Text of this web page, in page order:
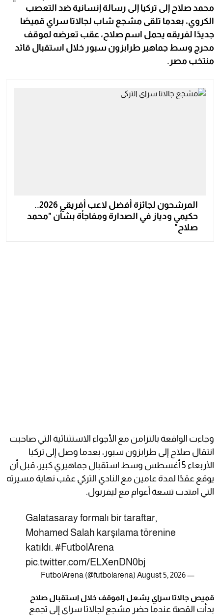
محمد صلاح إلى تركيا إلى رسالة إنسانية ضد التعصب
الكروي، بعدما تلقى مشجع شاب لجالاتا سراي قميصًا
جديدًا لفريقه يحمل اسم صلاح، عقب تعرضه لموقف
محرج وسط جماهير طرابزون سبور خلال استقبال قائد
منتخب مصر.
المرشحون لجائزة أفضل لاعب أفريقي 2026..
حكيمي ودياز في الصدارة ومفاجأة بشأن "محمد
صلاح"
وجاءت الواقعة بالتزامن مع الأجواء الاستثنائية التي صاحبت
انتقال صلاح إلى طرابزون سبور، بعدما وصل إلى تركيا
الأربعاء 5 أغسطس وسط استقبال جماهيري كبير، قبل أن
يوقع عقدًا لمدة عامين مع النادي التركي عقب نهاية مسيرته
التي امتدت تسعة أعوام مع ليفربول.
Galatasaray formalı bir taraftar,
Mohamed Salah karşılama törenine
katıldı. #FutbolArena
pic.twitter.com/ELXenDN0bj
— FutbolArena (@futbolarena)
August 5, 2026
قميص جالاتا سراي يشعل الموقف خلال استقبال صلاح
بدأت القصة عندما حضر مشجع لجالاتا سراي إلى تجمع